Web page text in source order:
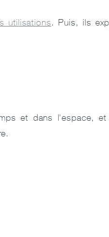
utilisations. Puis, ils
et dans l'espace,